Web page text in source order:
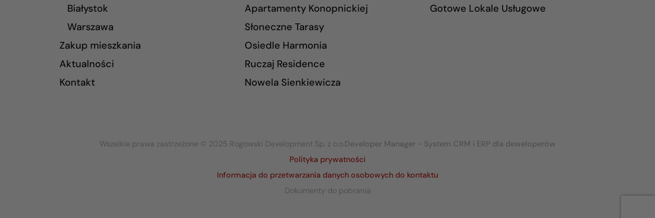
Białystok
Warszawa
Zakup mieszkania
Aktualności
Kontakt
Apartamenty Konopnickiej
Słoneczne Tarasy
Osiedle Harmonia
Ruczaj Residence
Nowela Sienkiewicza
Gotowe Lokale Usługowe
Wszelkie prawa zastrzeżone © 2025 Rogowski Development Sp. z o.o.Developer Manager - System CRM i ERP dla deweloperów
Polityka prywatności
Informacja do przetwarzania danych osobowych do kontaktu
Dokumenty do pobrania